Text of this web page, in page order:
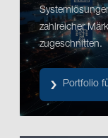
zahlreicher
zugeschnitten.
Portfolio